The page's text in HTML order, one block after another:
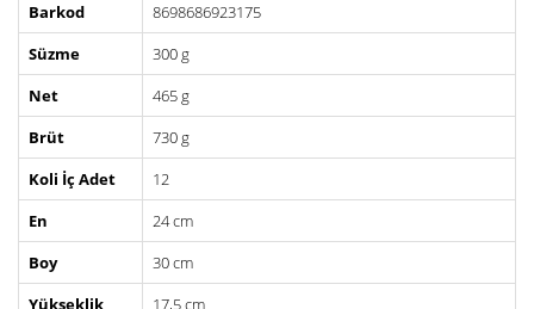
Barkod
8698686923175
Süzme
300 g
Net
465 g
Brüt
730 g
Koli İç Adet
12
En
24 cm
Boy
30 cm
Yükseklik
17,5 cm